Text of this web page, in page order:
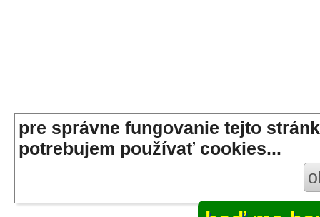
pre správne fungovanie tejto
potrebujem používať cookies...